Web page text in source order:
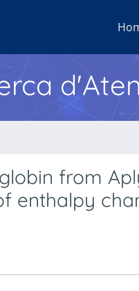
from
enthalpy